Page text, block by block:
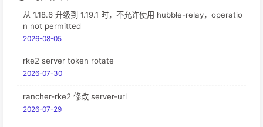
从 1.18.6 升级到 1.19.1 时，不允许使用 hubble-relay，operatio
n not permitted
2026-08-05
rke2 server token rotate
2026-07-30
rancher-rke2 修改 server-url
2026-07-29